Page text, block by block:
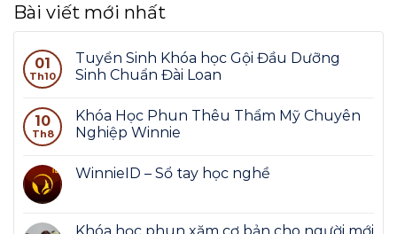
Bài viết mới nhất
01
Th10
Tuyển Sinh Khóa học Gội Đầu Dưỡng
Sinh Chuẩn Đài Loan
10
Th8
Khóa Học Phun Thêu Thẩm Mỹ Chuyên
Nghiệp Winnie
WinnieID – Sổ tay học nghề